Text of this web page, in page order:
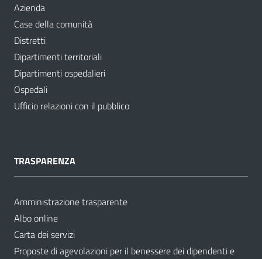
Azienda
Case della comunità
Distretti
Dipartimenti territoriali
Dipartimenti ospedalieri
Ospedali
Ufficio relazioni con il pubblico
TRASPARENZA
Amministrazione trasparente
Albo online
Carta dei servizi
Proposte di agevolazioni per il benessere dei dipendenti e